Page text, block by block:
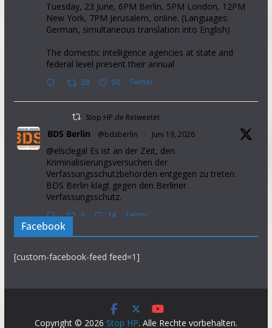
Tuesday, 23 June, 6PM Berlin, 5PM London, 12PM
New York, 7PM Jerusalem, online. (Languages:
German, simultaneous translation into English)
The domestic intelligence agencies at state and
federal level present their annual
28 50 Twitter
Stop HP.de Retweetet
BDS Berlin @bdsberlin · Juni 19, 2026
@elsclegal Es ist an der Zeit, den
Kriminalisierungsversuchen der
Verfassungsschutzbehörden entgegen zu treten.
BDS Berlin klagt gegen den Berliner
Verfassungsschutz.
6 14 Twitter
37 aid organisations from operating in the Occupied
Palestinian Territory. This will further intensify
Facebook
[custom-facebook-feed feed=1]
Copyright © 2026 Stop HP. Alle Rechte vorbehalten.